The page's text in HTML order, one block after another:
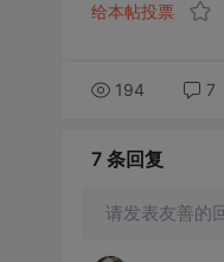
给本帖投票
194 7
7 条回复
请发表友善的